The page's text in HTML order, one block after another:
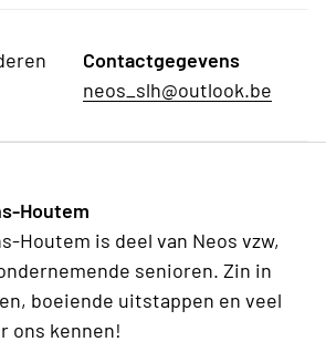
Contactgegevens
neos_slh@outlook.be
Houtem
Houtem is deel van Neos vzw,
senioren. Zin in
boeiende uitstappen en veel
ons kennen!